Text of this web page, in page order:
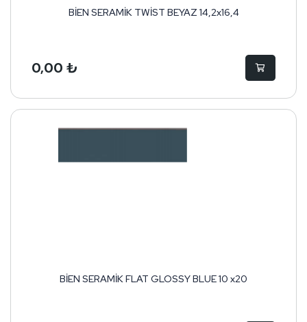
BİEN SERAMİK TWİST BEYAZ 14,2x16,4
0,00 ₺
BİEN SERAMİK FLAT GLOSSY BLUE 10 x20